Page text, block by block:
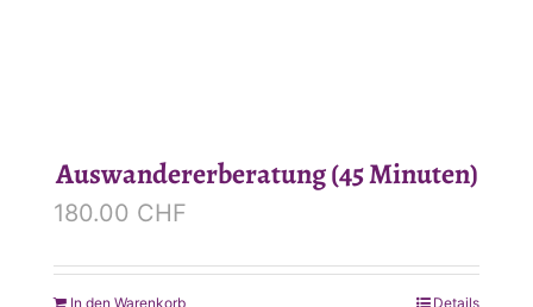
Auswandererberatung (45 Minuten)
180.00 CHF
In den Warenkorb Details